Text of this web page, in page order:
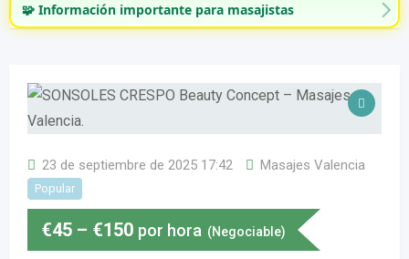
🧩 Información importante para masajistas
23 de septiembre de 2025 17:42 Masajes Valencia
Popular
€45 – €150 por hora (Negociable)